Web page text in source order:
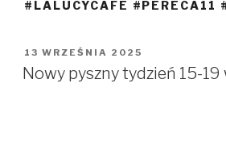
#LALUCYCAFE #PERECA11
OPUBLIKOWANE
W
13 WRZEŚNIA 2025
Nowy pyszny tydzień 15-19